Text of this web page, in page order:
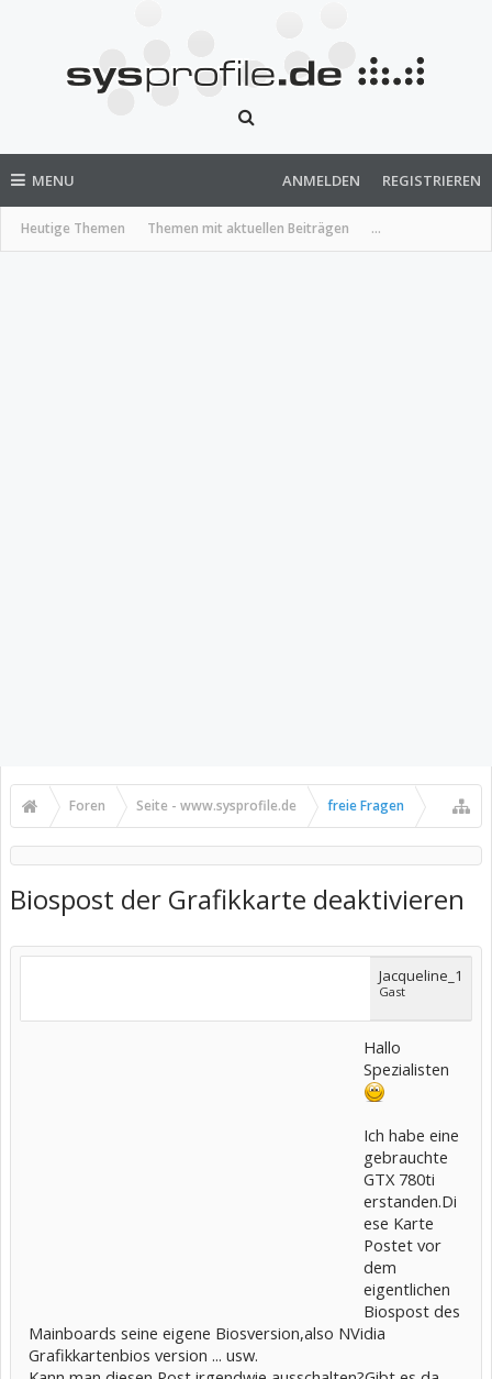
MENU
Heutige Themen Themen mit aktuellen Beiträgen ...
ANMELDEN REGISTRIEREN
Foren Seite - www.sysprofile.de freie Fragen
Biospost der Grafikkarte deaktivieren
Jacqueline_1
Gast
Hallo
Spezialisten
Ich habe eine
gebrauchte
GTX 780ti
erstanden.Di
ese Karte
Postet vor
dem
eigentlichen
Biospost des
Mainboards seine eigene Biosversion,also NVidia
Grafikkartenbios version ... usw.